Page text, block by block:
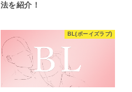
法を紹介！
BL(ボーイズラブ)